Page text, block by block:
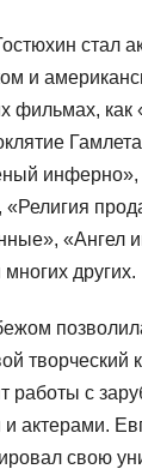
стал
и
фильмах, как
инферно»,
«Религия
«Ангел
других.
творческий
работы с
актерами.
свою